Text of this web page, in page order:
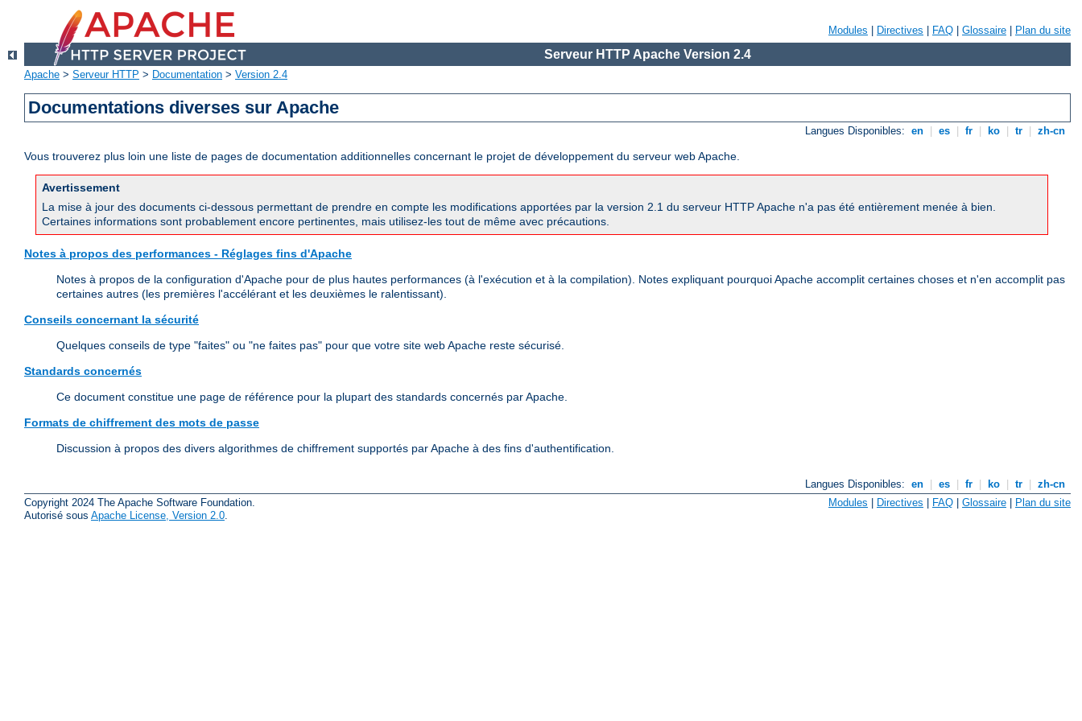
Modules Directives FAQ Glossaire Plan du site
Serveur HTTP Apache Version 2.4
Apache > Serveur HTTP > Documentation > Version 2.4
Documentations diverses sur Apache
Langues Disponibles: en es fr ko tr zh-cn
Vous trouverez plus loin une liste de pages de documentation additionnelles concernant le projet de développement du serveur web Apache.
Avertissement
La mise à jour des documents ci-dessous permettant de prendre en compte les modifications apportées par la version 2.1 du serveur HTTP Apache n'a pas été entièrement menée à bien.
Certaines informations sont probablement encore pertinentes, mais utilisez-les tout de même avec précautions.
Notes à propos des performances - Réglages fins d'Apache
Notes à propos de la configuration d'Apache pour de plus hautes performances (à l'exécution et à la compilation). Notes expliquant pourquoi Apache accomplit certaines choses et n'en accomplit pas
certaines autres (les premières l'accélérant et les deuxièmes le ralentissant).
Conseils concernant la sécurité
Quelques conseils de type "faites" ou "ne faites pas" pour que votre site web Apache reste sécurisé.
Standards concernés
Ce document constitue une page de référence pour la plupart des standards concernés par Apache.
Formats de chiffrement des mots de passe
Discussion à propos des divers algorithmes de chiffrement supportés par Apache à des fins d'authentification.
Langues Disponibles: en es fr ko tr
zh-cn
Copyright 2024 The Apache Software Foundation.
Autorisé sous Apache License, Version 2.0
Modules | Directives | FAQ | Glossaire | Plan du site